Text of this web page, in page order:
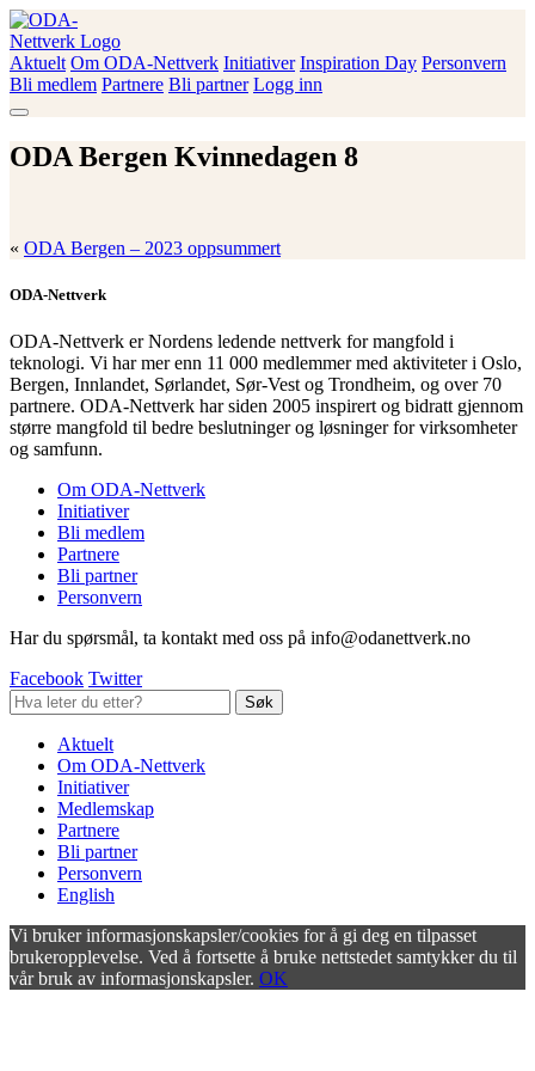
Skip
to
content
ODA-Nettverk
Aktuelt Om ODA-Nettverk Initiativer Inspiration Day Personvern
Bli medlem Partnere Bli partner Logg inn
ODA Bergen Kvinnedagen 8
« ODA Bergen – 2023 oppsummert
ODA-Nettverk
ODA-Nettverk er Nordens ledende nettverk for mangfold i
teknologi. Vi har mer enn 11 000 medlemmer med aktiviteter i Oslo,
Bergen, Innlandet, Sørlandet, Sør-Vest og Trondheim, og over 70
partnere. ODA-Nettverk har siden 2005 inspirert og bidratt gjennom
større mangfold til bedre beslutninger og løsninger for virksomheter
og samfunn.
Om ODA-Nettverk
Initiativer
Bli medlem
Partnere
Bli partner
Personvern
Har du spørsmål, ta kontakt med oss på info@odanettverk.no
Facebook Twitter
Aktuelt
Om ODA-Nettverk
Initiativer
Medlemskap
Partnere
Bli partner
Personvern
English
Vi bruker informasjonskapsler/cookies for å gi deg en tilpasset
brukeropplevelse. Ved å fortsette å bruke nettstedet samtykker du til
vår bruk av informasjonskapsler. OK